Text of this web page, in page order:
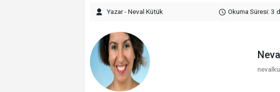
Yazar - Neval Kütük Okuma Süresi: 3